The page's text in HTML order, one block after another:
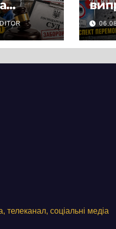
телеканал, соціальні медіа